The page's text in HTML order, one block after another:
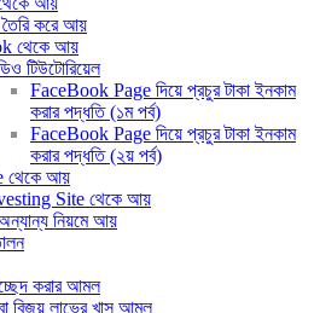
করে আয়
থেকে আয়
টিউটোরিয়েল
FaceBook Page দিয়ে প্রচুর টাকা ইনকাম
করার পদ্ধতি (১ম পর্ব)
FaceBook Page দিয়ে প্রচুর টাকা ইনকাম
করার পদ্ধতি (২য় পর্ব)
থেকে আয়
Site থেকে আয়
নিয়মে আয়
করার আমল
বিজয় লাভের খাস আমল